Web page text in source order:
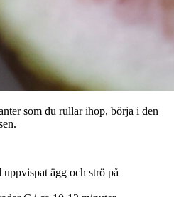
som du rullar ihop, börja i den
ägg och strö på